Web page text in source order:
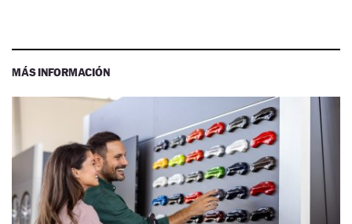
MÁS INFORMACIÓN